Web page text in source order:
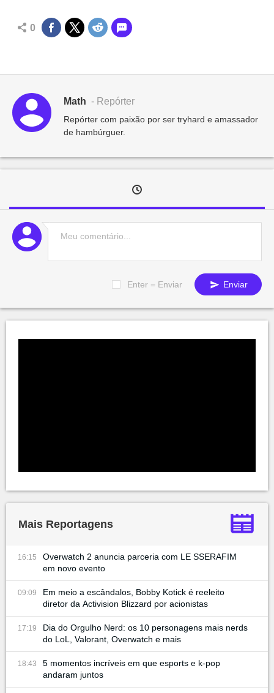
0
Math - Repórter
Repórter com paixão por ser tryhard e amassador
de hambúrguer.
Enter = Enviar Enviar
Mais Reportagens
16:15
Overwatch 2 anuncia parceria com LE SSERAFIM
em novo evento
09:09
Em meio a escândalos, Bobby Kotick é reeleito
diretor da Activision Blizzard por acionistas
17:19
Dia do Orgulho Nerd: os 10 personagens mais nerds
do LoL, Valorant, Overwatch e mais
18:43
5 momentos incríveis em que esports e k-pop
andaram juntos